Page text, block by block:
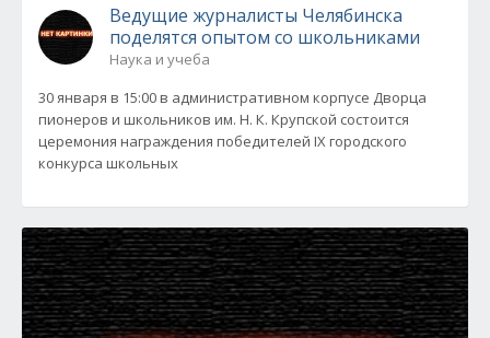
Ведущие журналисты Челябинска
поделятся опытом со школьниками
Наука и учеба
30 января в 15:00 в административном корпусе Дворца
пионеров и школьников им. Н. К. Крупской состоится
церемония награждения победителей IX городского
конкурса школьных